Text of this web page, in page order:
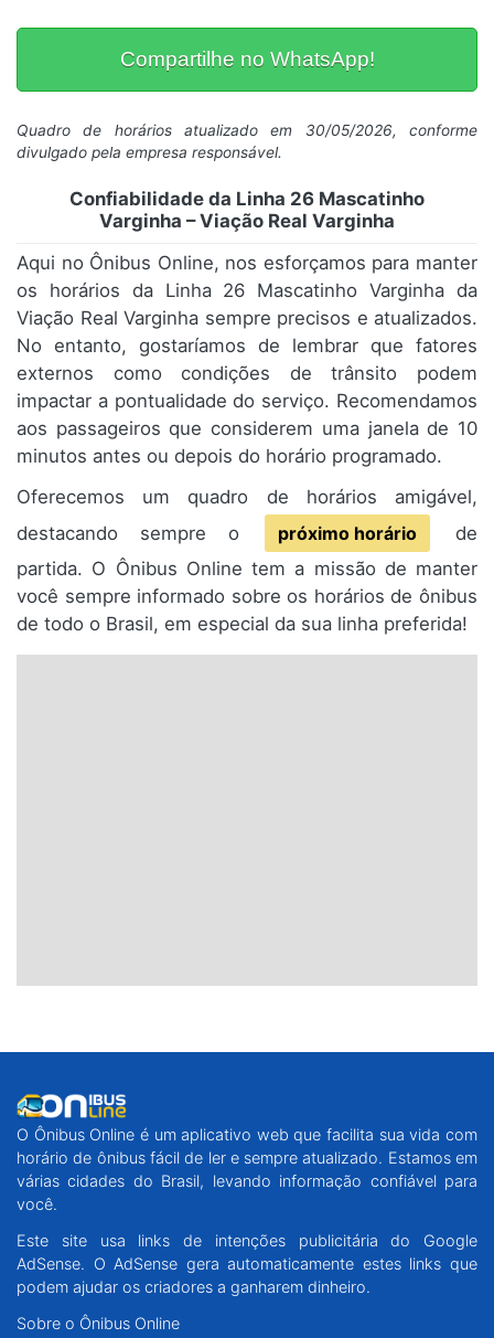
Compartilhe no WhatsApp!
Quadro de horários atualizado em 30/05/2026, conforme
divulgado pela empresa responsável.
Confiabilidade da Linha 26 Mascatinho
Varginha – Viação Real Varginha
Aqui no Ônibus Online, nos esforçamos para manter
os horários da Linha 26 Mascatinho Varginha da
Viação Real Varginha sempre precisos e atualizados.
No entanto, gostaríamos de lembrar que fatores
externos como condições de trânsito podem
impactar a pontualidade do serviço. Recomendamos
aos passageiros que considerem uma janela de 10
minutos antes ou depois do horário programado.
Oferecemos um quadro de horários amigável,
destacando sempre o
próximo horário
de
partida. O Ônibus Online tem a missão de manter
você sempre informado sobre os horários de ônibus
de todo o Brasil, em especial da sua linha preferida!
O Ônibus Online é um aplicativo web que facilita sua vida com
horário de ônibus fácil de ler e sempre atualizado. Estamos em
várias cidades do Brasil, levando informação confiável para
você.
Este site usa links de intenções publicitária do Google
AdSense. O AdSense gera automaticamente estes links que
podem ajudar os criadores a ganharem dinheiro.
Sobre o Ônibus Online